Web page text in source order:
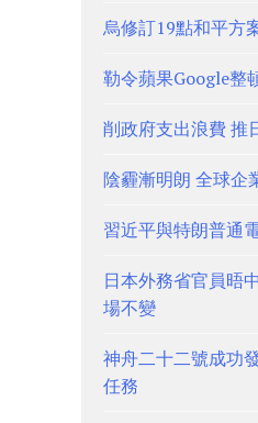
烏修訂19點和平方
勒令蘋果Google整
削政府支出浪費 推
陰霾漸明朗 全球企
習近平與特朗普通
日本外務省官員晤
場不變
神舟二十二號成功
任務